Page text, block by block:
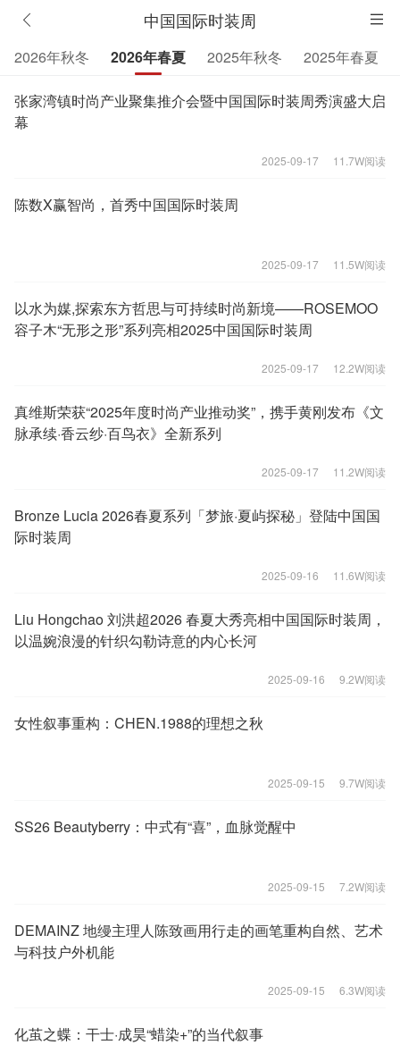
中国国际时装周
2026年秋冬 2026年春夏 2025年秋冬 2025年春夏
张家湾镇时尚产业聚集推介会暨中国国际时装周秀演盛大启
幕
2025-09-17 11.7W阅读
陈数X赢智尚，首秀中国国际时装周
2025-09-17 11.5W阅读
以水为媒,探索东方哲思与可持续时尚新境——ROSEMOO
容子木“无形之形”系列亮相2025中国国际时装周
2025-09-17 12.2W阅读
真维斯荣获“2025年度时尚产业推动奖”，携手黄刚发布《文
脉承续·香云纱·百鸟衣》全新系列
2025-09-17 11.2W阅读
Bronze Lucia 2026春夏系列「梦旅·夏屿探秘」登陆中国国
际时装周
2025-09-16 11.6W阅读
Liu Hongchao 刘洪超2026 春夏大秀亮相中国国际时装周，
以温婉浪漫的针织勾勒诗意的内心长河
2025-09-16 9.2W阅读
女性叙事重构：CHEN.1988的理想之秋
2025-09-15 9.7W阅读
SS26 Beautyberry：中式有“喜”，血脉觉醒中
2025-09-15 7.2W阅读
DEMAINZ 地缦主理人陈致画用行走的画笔重构自然、艺术
与科技户外机能
2025-09-15 6.3W阅读
化茧之蝶：干士·成昊“蜡染+”的当代叙事